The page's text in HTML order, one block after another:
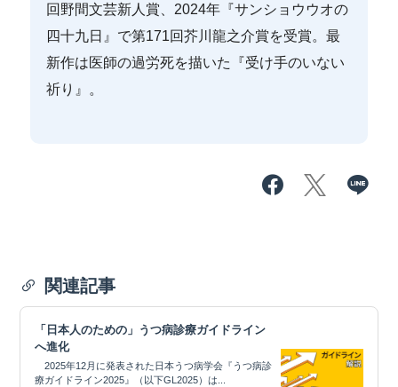
回野間文芸新人賞、2024年『サンショウウオの
四十九日』で第171回芥川龍之介賞を受賞。最
新作は医師の過労死を描いた『受け手のいない
祈り』。​
関連記事
「日本人のための」うつ病診療ガイドライン
へ進化
2025年12月に発表された日本うつ病学会『うつ病診
療ガイドライン2025』（以下GL2025）は...